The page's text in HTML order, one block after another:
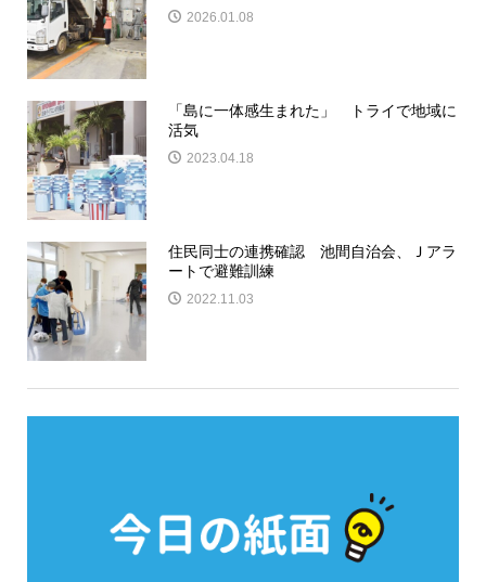
2026.01.08
「島に一体感生まれた」 トライで地域に
活気
2023.04.18
住民同士の連携確認 池間自治会、Ｊアラ
ートで避難訓練
2022.11.03